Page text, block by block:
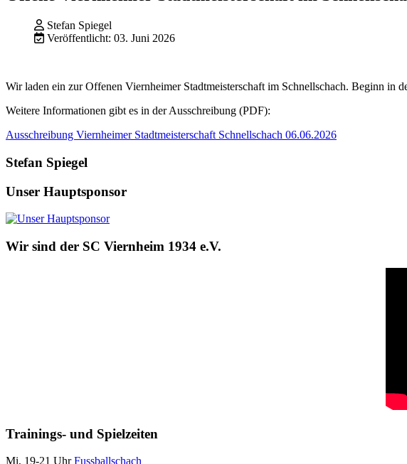
Stefan Spiegel
Veröffentlicht: 03. Juni 2026
Wir laden ein zur Offenen Viernheimer Stadtmeisterschaft im Schnellschach. Beginn in
Weitere Informationen gibt es in der Ausschreibung (PDF):
Ausschreibung Viernheimer Stadtmeisterschaft Schnellschach 06.06.2026
Stefan Spiegel
Unser Hauptsponsor
Wir sind der SC Viernheim 1934 e.V.
Trainings- und Spielzeiten
Mi, 19-21 UhrFussballschach